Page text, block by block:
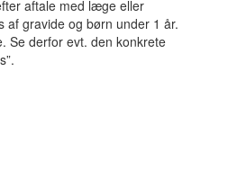
aftale med læge eller
af gravide og børn under 1 år.
Se derfor evt. den konkrete